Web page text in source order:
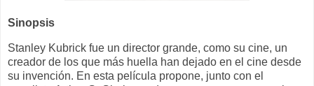
Sinopsis
Stanley Kubrick fue un director grande, como su cine, un
creador de los que más huella han dejado en el cine desde
su invención. En esta película propone, junto con el